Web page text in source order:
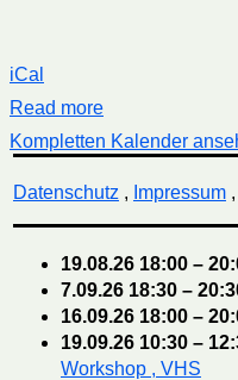
iCal
Read more
Kompletten Kalender
Datenschutz , Impressum,
19.08.26 18:00 –
7.09.26 18:30 –
16.09.26 18:00 –
19.09.26 10:30 –
Workshop , VHS